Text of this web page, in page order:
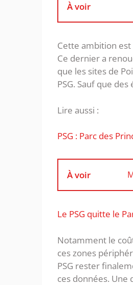
À voir
Cette ambition est
Ce dernier a
que les sites de
PSG. Sauf que
Lire aussi :
PSG : Parc des
À voir
Le PSG quitte le
Notamment le
ces zones
PSG rester
ces données.